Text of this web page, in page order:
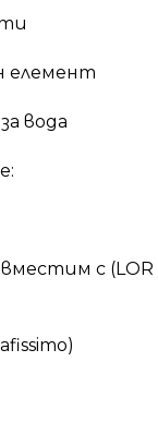
елемент
вода
с (LOR